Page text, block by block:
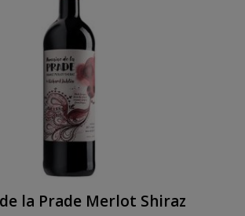
la Prade Merlot Shiraz